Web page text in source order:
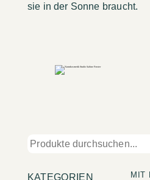
sie in der Sonne braucht.
KATEGORIEN
MIT